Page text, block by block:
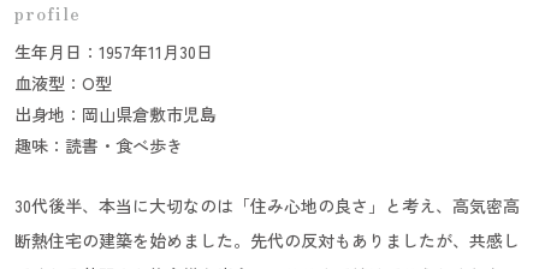
profile
生年月日：1957年11月30日
血液型：O型
出身地：岡山県倉敷市児島
趣味：読書・食べ歩き
30代後半、本当に大切なのは「住み心地の良さ」と考え、高気密高
断熱住宅の建築を始めました。先代の反対もありましたが、共感し